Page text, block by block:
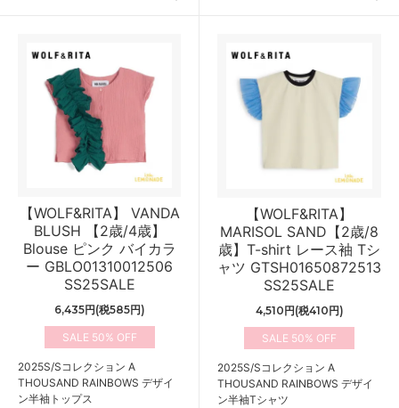
【WOLF&RITA】 VANDA
BLUSH 【2歳/4歳】
Blouse ピンク バイカラ
ー GBLO01310012506
SS25SALE
6,435円(税585円)
50%
2025S/Sコレクション A
THOUSAND RAINBOWS デザイ
ン半袖トップス
【WOLF&RITA】
MARISOL SAND【2歳/8
歳】T-shirt レース袖 Tシ
ャツ GTSH01650872513
SS25SALE
4,510円(税410円)
50%
2025S/Sコレクション A
THOUSAND RAINBOWS デザイ
ン半袖Tシャツ